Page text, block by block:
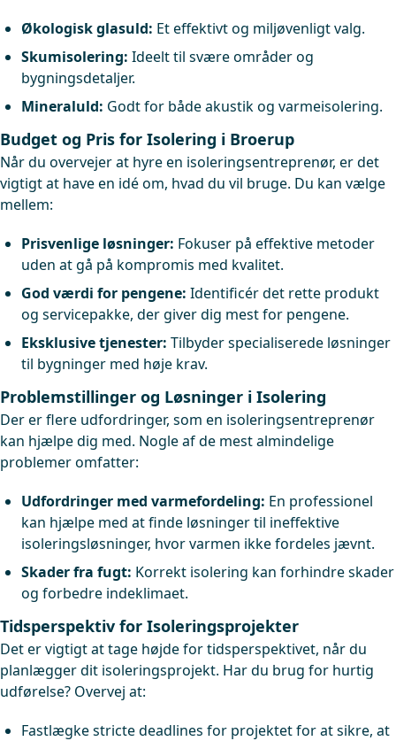
Økologisk glasuld: Et effektivt og miljøvenligt valg.
Skumisolering: Ideelt til svære områder og
bygningsdetaljer.
Mineraluld: Godt for både akustik og varmeisolering.
Budget og Pris for Isolering i Broerup
Når du overvejer at hyre en isoleringsentreprenør, er det
vigtigt at have en idé om, hvad du vil bruge. Du kan vælge
mellem:
Prisvenlige løsninger: Fokuser på effektive metoder
uden at gå på kompromis med kvalitet.
God værdi for pengene: Identificér det rette produkt
og servicepakke, der giver dig mest for pengene.
Eksklusive tjenester: Tilbyder specialiserede løsninger
til bygninger med høje krav.
Problemstillinger og Løsninger i Isolering
Der er flere udfordringer, som en isoleringsentreprenør
kan hjælpe dig med. Nogle af de mest almindelige
problemer omfatter:
Udfordringer med varmefordeling: En professionel
kan hjælpe med at finde løsninger til ineffektive
isoleringsløsninger, hvor varmen ikke fordeles jævnt.
Skader fra fugt: Korrekt isolering kan forhindre skader
og forbedre indeklimaet.
Tidsperspektiv for Isoleringsprojekter
Det er vigtigt at tage højde for tidsperspektivet, når du
planlægger dit isoleringsprojekt. Har du brug for hurtig
udførelse? Overvej at:
Fastlægke stricte deadlines for projektet for at sikre, at